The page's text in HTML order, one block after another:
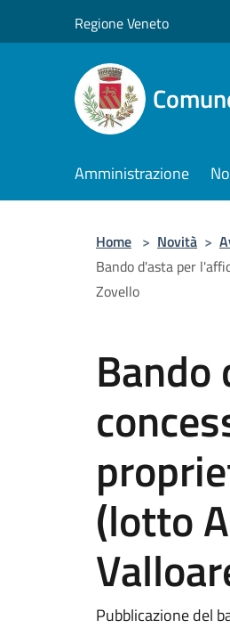
Regione Veneto
Amministrazione
Home > Novità >
Bando d'asta per
Zovello
(lotto
Pubblicazione del